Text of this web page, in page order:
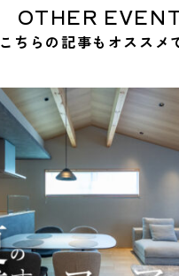
OTHER
こちらの記事もオススメ